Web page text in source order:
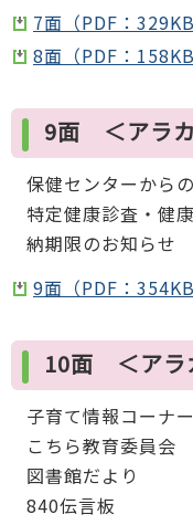
7面（PDF：329KB
8面（PDF：158KB
9面 ＜アラ
保健センターから
特定健康診査・健
納期限のお知らせ
9面（PDF：354KB
10面 ＜アラ
子育て情報コーナー
こちら教育委員会
図書館だより
840伝言板